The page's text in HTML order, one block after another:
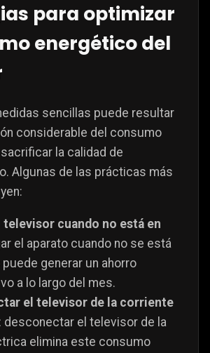
para optimizar
energético del
sencillas puede resultar
considerable del consumo
la calidad de
Algunas de las prácticas más
televisor cuando no está en
el aparato cuando no se está
generar un ahorro
a lo largo del mes.
el televisor de la corriente
: desconectar el televisor de la
elimina este consumo